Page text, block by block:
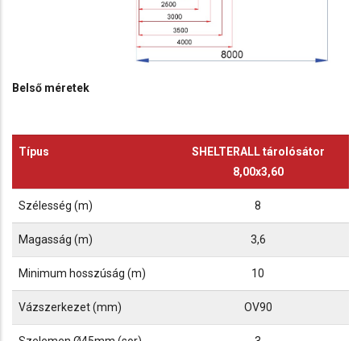
Belső méretek
Típus
SHELTERALL tárolósátor
8,00x3,60
Szélesség (m) 8
Magasság (m) 3,6
Minimum hosszúság (m) 10
Vázszerkezet (mm) OV90